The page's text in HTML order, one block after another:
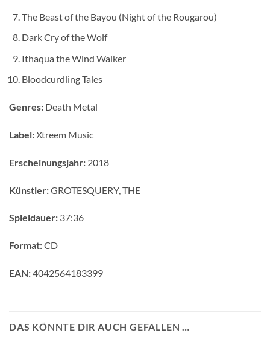
The Beast of the Bayou (Night of the Rougarou)
Dark Cry of the Wolf
Ithaqua the Wind Walker
Bloodcurdling Tales
Genres: Death Metal
Label:Xtreem Music
Erscheinungsjahr: 2018
Künstler:GROTESQUERY, THE
Spieldauer: 37:36
Format:CD
EAN:4042564183399
DAS KÖNNTE DIR AUCH GEFALLEN …